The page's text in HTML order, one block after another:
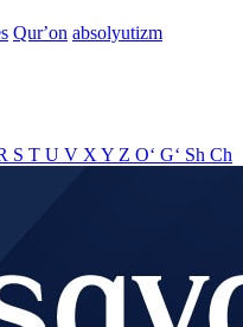
Qurʼon absolyutizm
S T U V X Y Z O‘ G‘ Sh Ch